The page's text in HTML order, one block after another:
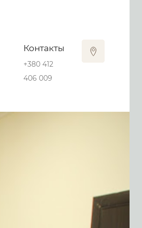
Контакты
+380 412
406 009